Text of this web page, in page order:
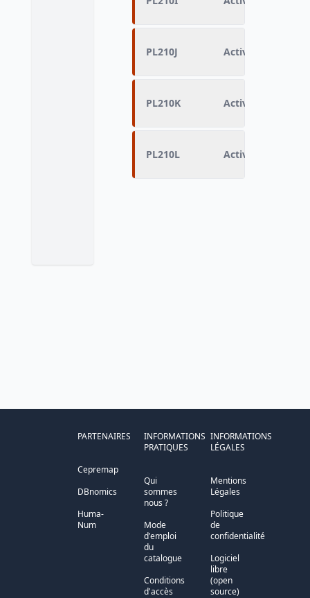
PL210J Activité
PL210K Activité
PL210L Activité
PARTENAIRES
Cepremap
DBnomics
Huma-
Num
INFORMATIONS
PRATIQUES
Qui
sommes
nous ?
Mode
d'emploi
du
catalogue
Conditions
d'accès
INFORMATIONS
LÉGALES
Mentions
Légales
Politique
de
confidentialité
Logiciel
libre
(open
source)